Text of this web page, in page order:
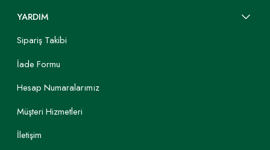
YARDIM
Sipariş Takibi
İade Formu
Hesap Numaralarımız
Müşteri Hizmetleri
İletişim